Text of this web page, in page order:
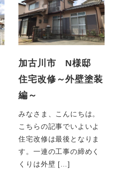
加古川市 N様邸
住宅改修～外壁塗装
編～
みなさま、こんにちは。
こちらの記事でいよいよ
住宅改修は最後となりま
す。一連の工事の締めく
くりは外壁 […]